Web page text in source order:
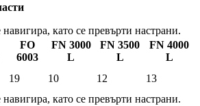
като се превърти настрани.
FO
6003
FN 3000
L
FN 3500
L
FN 4000
L
19 10 12
13
като се превърти настрани.